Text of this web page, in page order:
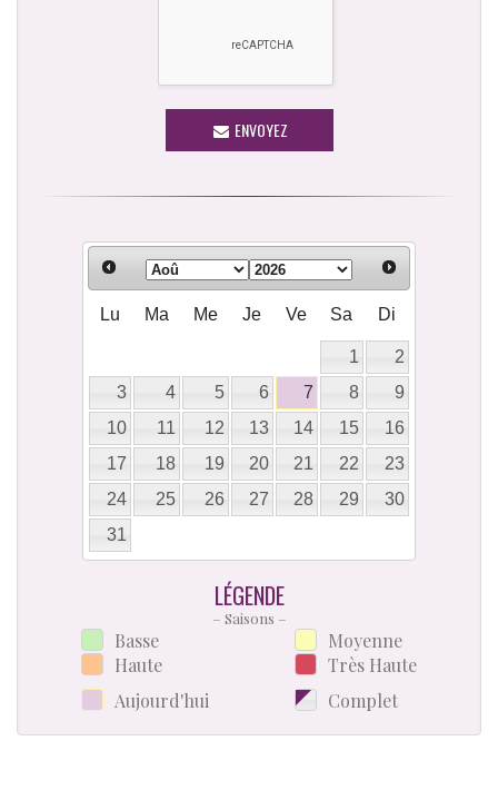
ENVOYEZ
Lu Ma Me Je Ve Sa Di
1
2
3
4 5 6 7 8
9
10
11 12 13 14 15
16
17
18 19 20 21 22
23
24
25 26 27 28 29
30
31
LÉGENDE
– Saisons –
Basse
Haute
Aujourd'hui
Moyenne
Très Haute
Complet